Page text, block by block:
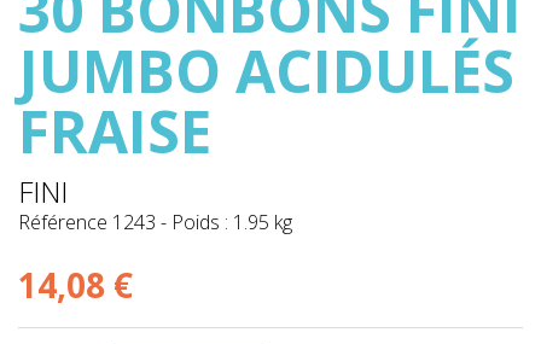
JUMBO ACIDULÉS
FRAISE
FINI
Référence 1243 - Poids : 1.95 kg
14,08 €